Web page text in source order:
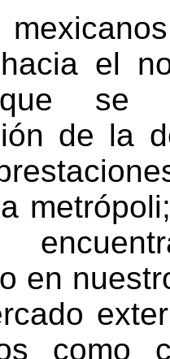
el
se
de la
en
como